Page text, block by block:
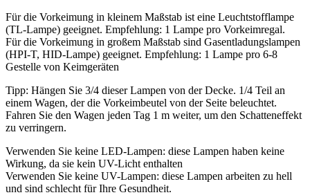
Für die Vorkeimung in kleinem Maßstab ist eine Leuchtstofflampe
(TL-Lampe) geeignet. Empfehlung: 1 Lampe pro Vorkeimregal.
Für die Vorkeimung in großem Maßstab sind Gasentladungslampen
(HPI-T, HID-Lampe) geeignet. Empfehlung: 1 Lampe pro 6-8
Gestelle von Keimgeräten
Tipp: Hängen Sie 3/4 dieser Lampen von der Decke. 1/4 Teil an
einem Wagen, der die Vorkeimbeutel von der Seite beleuchtet.
Fahren Sie den Wagen jeden Tag 1 m weiter, um den Schatteneffekt
zu verringern.
Verwenden Sie keine LED-Lampen: diese Lampen haben keine
Wirkung, da sie kein UV-Licht enthalten
Verwenden Sie keine UV-Lampen: diese Lampen arbeiten zu hell
und sind schlecht für Ihre Gesundheit.